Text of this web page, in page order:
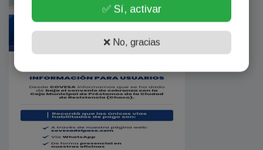
✅ Sí, activar
❌ No, gracias